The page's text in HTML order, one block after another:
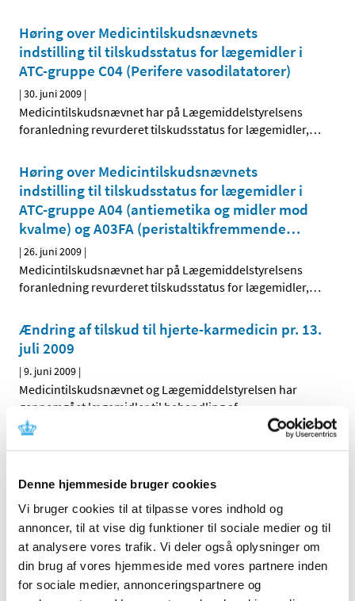
Denne hjemmeside bruger cookies
Vi bruger cookies til at tilpasse vores indhold og
annoncer, til at vise dig funktioner til sociale medier og til
at analysere vores trafik. Vi deler også oplysninger om
din brug af vores hjemmeside med vores partnere inden
for sociale medier, annonceringspartnere og
Høring over Medicintilskudsnævnets
indstilling til tilskudsstatus for lægemidler i
ATC-gruppe C04 (Perifere vasodilatatorer)
|30. juni 2009 |
Medicintilskudsnævnet har på Lægemiddelstyrelsens
foranledning revurderet tilskudsstatus for lægemidler,…
Høring over Medicintilskudsnævnets
indstilling til tilskudsstatus for lægemidler i
ATC-gruppe A04 (antiemetika og midler mod
kvalme) og A03FA (peristaltik­fremmende…
|26. juni 2009 |
Medicintilskudsnævnet har på Lægemiddelstyrelsens
foranledning revurderet tilskudsstatus for lægemidler,…
Ændring af tilskud til hjerte-karmedicin pr. 13.
juli 2009
|9. juni 2009 |
Medicintilskudsnævnet og Lægemiddelstyrelsen har
gennemgået lægemidler til behandling af…
Tilskudsstatus for lægemidler i ATC-gruppe
Medicintilskudsnævnets indstilling
|3. juni 2009|
Medicintilskudsnævnets indstilling vedrørende fremtidig
tilskudsstatus for laksantia (ATC-grupper A06 og…
Tilskudsstatus for lægemidler i ATC-gruppe